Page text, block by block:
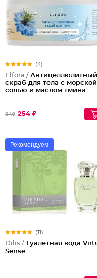
(4)
Elfora / Антицеллюлитный
скраб для тела с морской
солью и маслом тмина
849 254 ₽
Рекомендуем
(11)
Dilis / Туалетная вода
Sense